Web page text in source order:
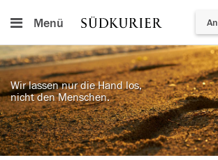
Menü
Wir lassen nur die Hand los,
nicht den Menschen.